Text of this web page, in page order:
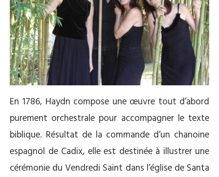
En 1786, Haydn compose une œuvre tout d’abord
purement orchestrale pour accompagner le texte
biblique. Résultat de la commande d’un chanoine
espagnol de Cadix, elle est destinée à illustrer une
cérémonie du Vendredi Saint dans l’église de Santa